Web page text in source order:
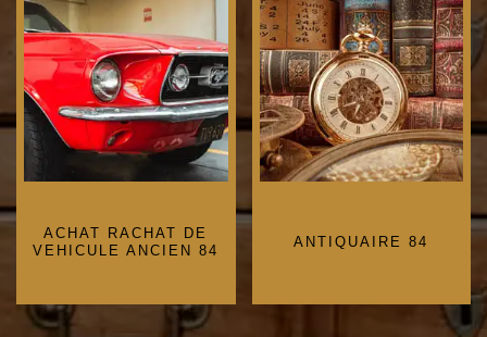
ACHAT RACHAT DE
VEHICULE ANCIEN 84
ANTIQUAIRE 84